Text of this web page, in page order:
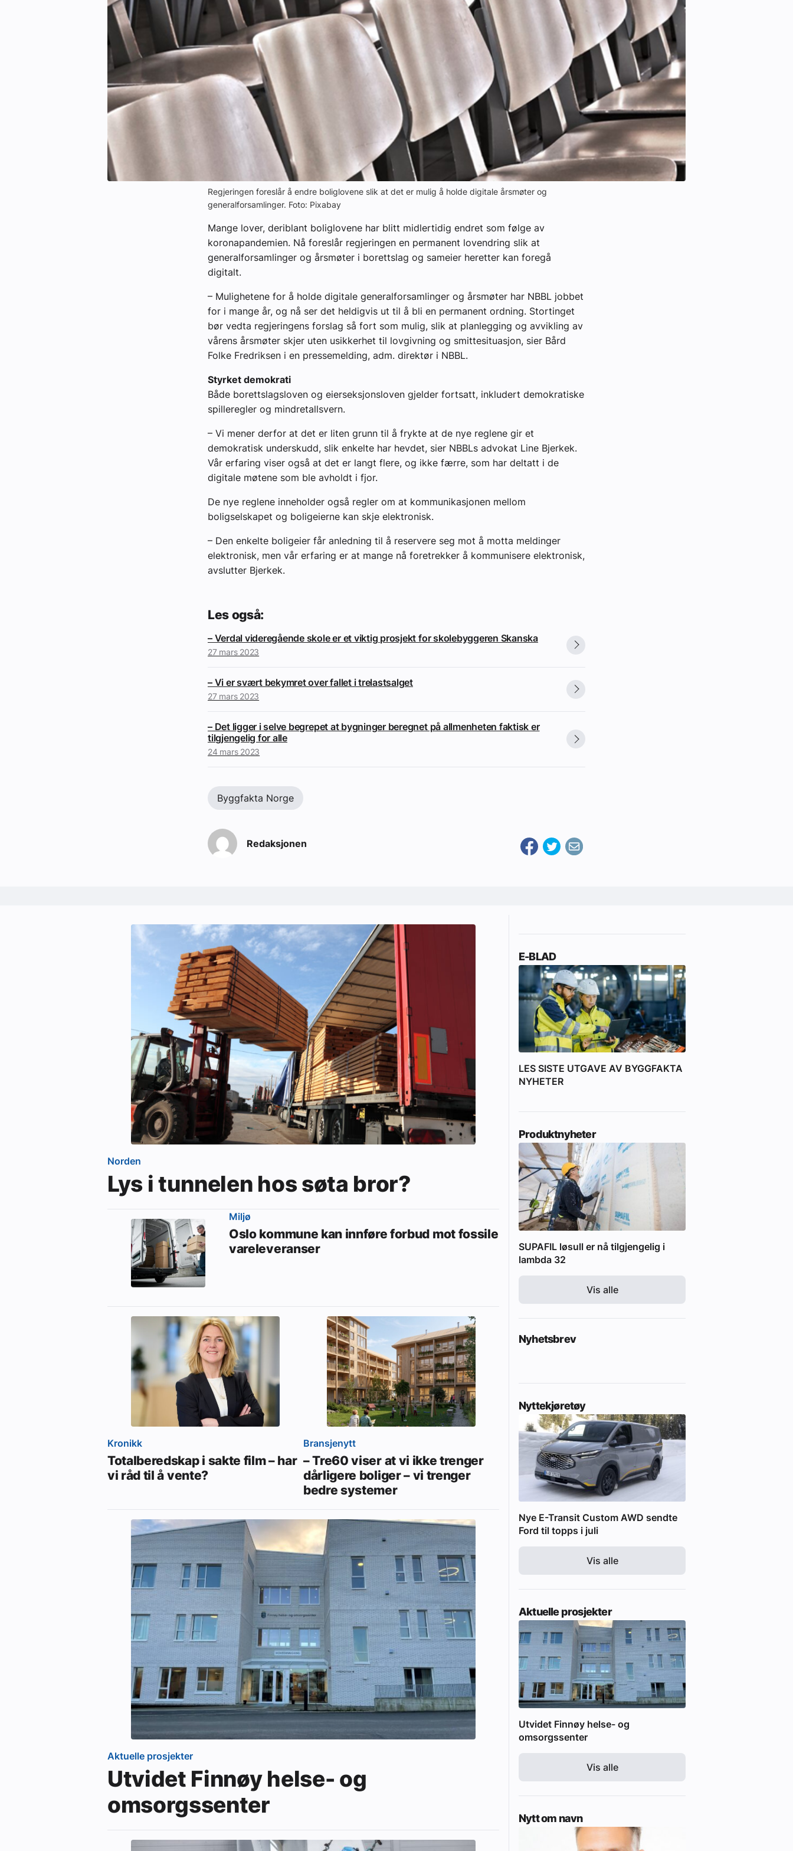
eBlad
Aktivitetskalender
Bransjekommentar
Nyheter
Aktuelle prosjekterRegjeringen foreslår å endre boliglovene slik at det er mulig å holde digitale årsmøter og
generalforsamlinger. Foto: Pixabay
Mange lover, deriblant boliglovene har blitt midlertidig endret som følge av
koronapandemien. Nå foreslår regjeringen en permanent lovendring slik at
generalforsamlinger og årsmøter i borettslag og sameier heretter kan foregå
digitalt.
– Mulighetene for å holde digitale generalforsamlinger og årsmøter har NBBL jobbet
for i mange år, og nå ser det heldigvis ut til å bli en permanent ordning. Stortinget
bør vedta regjeringens forslag så fort som mulig, slik at planlegging og avvikling av
vårens årsmøter skjer uten usikkerhet til lovgivning og smittesituasjon, sier Bård
Folke Fredriksen i en pressemelding, adm. direktør i NBBL.
Styrket demokrati
Både borettslagsloven og eierseksjonsloven gjelder fortsatt, inkludert demokratiske
spilleregler og mindretallsvern.
– Vi mener derfor at det er liten grunn til å frykte at de nye reglene gir et
demokratisk underskudd, slik enkelte har hevdet, sier NBBLs advokat Line Bjerkek.
Vår erfaring viser også at det er langt flere, og ikke færre, som har deltatt i de
digitale møtene som ble avholdt i fjor.
De nye reglene inneholder også regler om at kommunikasjonen mellom
boligselskapet og boligeierne kan skje elektronisk.
– Den enkelte boligeier får anledning til å reservere seg mot å motta meldinger
elektronisk, men vår erfaring er at mange nå foretrekker å kommunisere elektronisk,
avslutter Bjerkek.
Les også:
– Verdal videregående skole er et viktig prosjekt for skolebyggeren Skanska
27 mars 2023
– Vi er svært bekymret over fallet i trelastsalget
27 mars 2023
– Det ligger i selve begrepet at bygninger beregnet på allmenheten faktisk er
tilgjengelig for alle
24 mars 2023
Byggfakta Norge
Redaksjonen
Norden
Lys i tunnelen hos søta bror?
Miljø
Oslo kommune kan innføre forbud mot fossile
vareleveranser
Kronikk
Totalberedskap i sakte film – har
vi råd til å vente?
Bransjenytt
– Tre60 viser at vi ikke trenger
dårligere boliger – vi trenger
bedre systemer
Aktuelle prosjekter
Utvidet Finnøy helse- og
omsorgssenter
E-BLAD
LES SISTE UTGAVE AV BYGGFAKTA
NYHETER
Produktnyheter
SUPAFIL løsull er nå tilgjengelig i
lambda 32
Vis alle
Nyhetsbrev
Nyttekjøretøy
Nye E-Transit Custom AWD sendte
Ford til topps i juli
Vis alle
Aktuelle prosjekter
Utvidet Finnøy helse- og
omsorgssenter
Vis alle
Nytt om navn